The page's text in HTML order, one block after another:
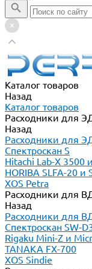
Каталог товаров
Назад
Каталог товаров
Расходники для
Назад
Расходники для
Спектроскан S
Hitachi Lab-X 3500
HORIBA SLFA-20 и
XOS Petra
Расходники для
Назад
Расходники для
Спектроскан SW-
Rigaku Mini-Z и
TANAKA FX-700
XOS Sindie